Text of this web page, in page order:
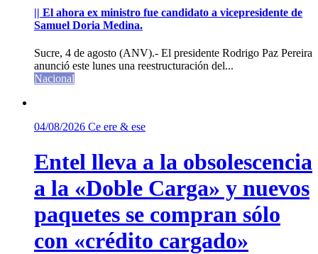
|| El ahora ex ministro fue candidato a vicepresidente de
Samuel Doria Medina.
Sucre, 4 de agosto (ANV).- El presidente Rodrigo Paz Pereira
anunció este lunes una reestructuración del...
Nacional
04/08/2026 Ce ere & ese
Entel lleva a la obsolescencia
a la «Doble Carga» y nuevos
paquetes se compran sólo
con «crédito cargado»